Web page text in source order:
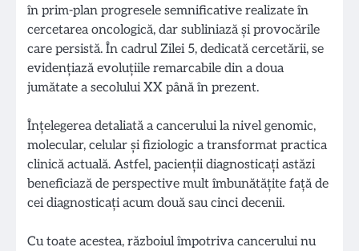
în prim-plan progresele semnificative realizate în
cercetarea oncologică, dar subliniază și provocările
care persistă. În cadrul Zilei 5, dedicată cercetării, se
evidențiază evoluțiile remarcabile din a doua
jumătate a secolului XX până în prezent.
Înțelegerea detaliată a cancerului la nivel genomic,
molecular, celular și fiziologic a transformat practica
clinică actuală. Astfel, pacienții diagnosticați astăzi
beneficiază de perspective mult îmbunătățite față de
cei diagnosticați acum două sau cinci decenii.
Cu toate acestea, războiul împotriva cancerului nu